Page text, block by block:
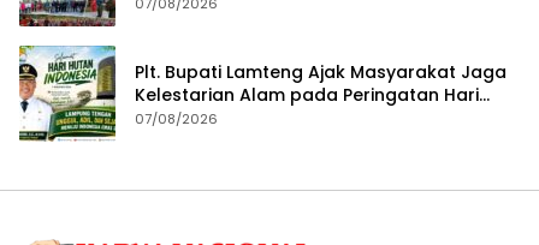
Plt. Bupati Lamteng Ajak Masyarakat Jaga
Kelestarian Alam pada Peringatan Hari
Hutan Indonesia 2026
07/08/2026